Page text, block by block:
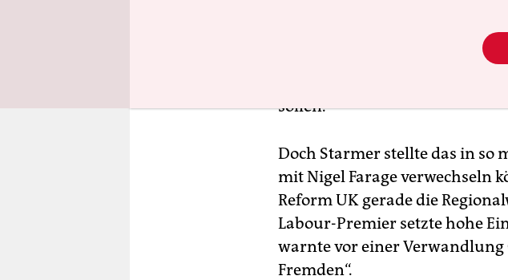
ist
detaillistischer
sollen.
Doch Starmer stellte das in so
mit Nigel Farage verwechseln
Reform UK gerade die
Labour-Premier setzte hohe
warnte vor einer
Fremden“.